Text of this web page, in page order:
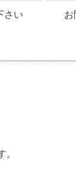
さい お